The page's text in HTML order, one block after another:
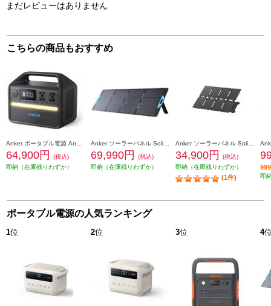
まだレビューはありません
こちらの商品もおすすめ
64,900円
(税込)
即納（在庫残りわずか）
69,990円
(税込)
即納（在庫残りわずか）
34,900円
(税込)
即納（在庫残りわずか）
(1件) 即
ポータブル電源の人気ランキング
1位 2位 3位 4